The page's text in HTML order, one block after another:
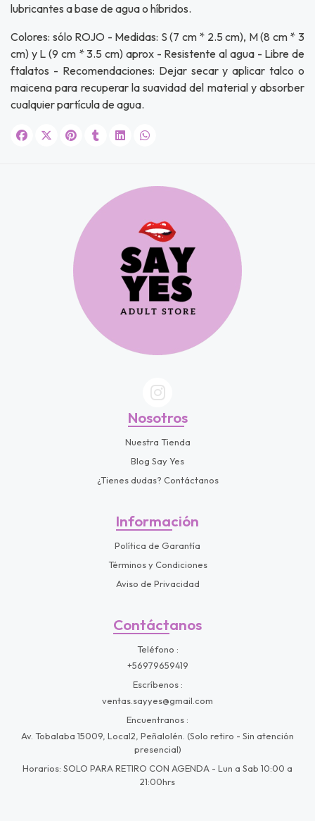
y
por
lubricantes a base de agua o híbridos.
Colores: sólo ROJO - Medidas: S (7 cm * 2.5 cm), M (8 cm * 3
cm) y L (9 cm * 3.5 cm) aprox - Resistente al agua - Libre de
ftalatos - Recomendaciones: Dejar secar y aplicar talco o
maicena para recuperar la suavidad del material y absorber
cualquier partícula de agua.
Nosotros
Nuestra Tienda
Blog Say Yes
¿Tienes dudas? Contáctanos
Información
Política de Garantía
Términos y Condiciones
Aviso de Privacidad
Contáctanos
Teléfono
+56979659419
Escríbenos
ventas.sayyes@gmail.com
Encuentranos
Av. Tobalaba 15009, Local2, Peñalolén. (Solo retiro - Sin atención
presencial)
Horarios: SOLO PARA RETIRO CON AGENDA - Lun a Sab 10:00 a
21:00hrs